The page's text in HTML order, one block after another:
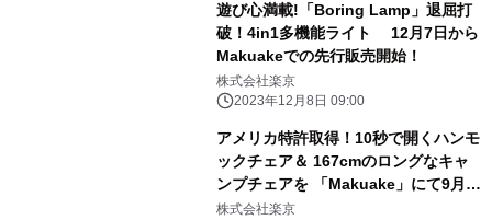
遊び心満載!「Boring Lamp」退屈打
破！4in1多機能ライト 12月7日から
Makuakeでの先行販売開始！
株式会社楽京
2023年12月8日 09:00
アメリカ特許取得！10秒で開くハンモ
ックチェア＆ 167cmのロングなキャ
ンプチェアを 「Makuake」にて9月22
日(金)から先行販売開始！
株式会社楽京